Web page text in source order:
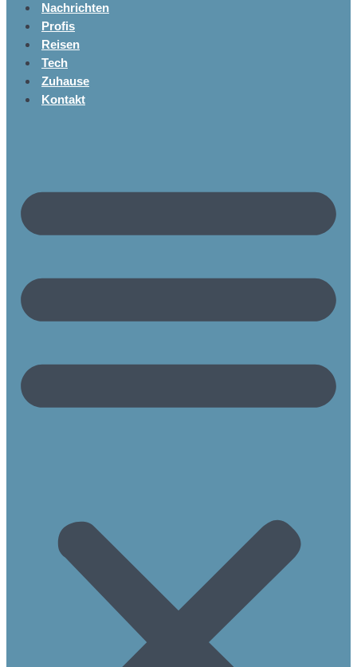
Nachrichten
Profis
Reisen
Tech
Zuhause
Kontakt